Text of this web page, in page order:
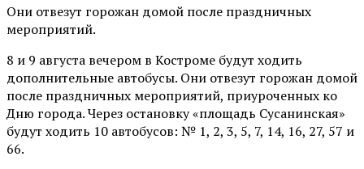
Они отвезут горожан домой после праздничных
мероприятий.
8 и 9 августа вечером в Костроме будут ходить
дополнительные автобусы. Они отвезут горожан домой
после праздничных мероприятий, приуроченных ко
Дню города. Через остановку «площадь Сусанинская»
будут ходить 10 автобусов: № 1, 2, 3, 5, 7, 14, 16, 27, 57 и
66.